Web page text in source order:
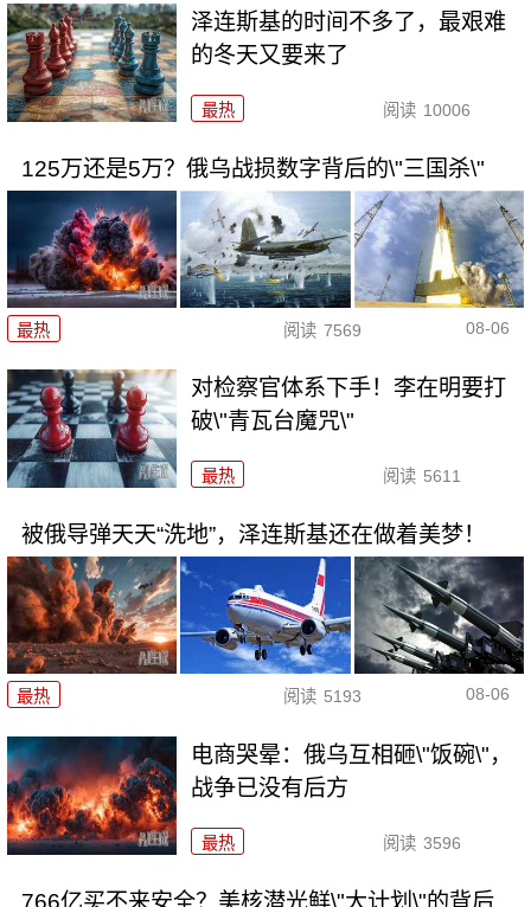
泽连斯基的时间不多了，最艰难
的冬天又要来了
最热 阅读 10006
125万还是5万？俄乌战损数字背后的\"三国杀\"
最热 阅读 7569 08-06
对检察官体系下手！李在明要打
破\"青瓦台魔咒\"
最热 阅读 5611
被俄导弹天天“洗地”，泽连斯基还在做着美梦！
最热 阅读 5193 08-06
电商哭晕：俄乌互相砸\"饭碗\"，
战争已没有后方
最热 阅读 3596
766亿买不来安全？美核潜光鲜\"大计划\"的背后